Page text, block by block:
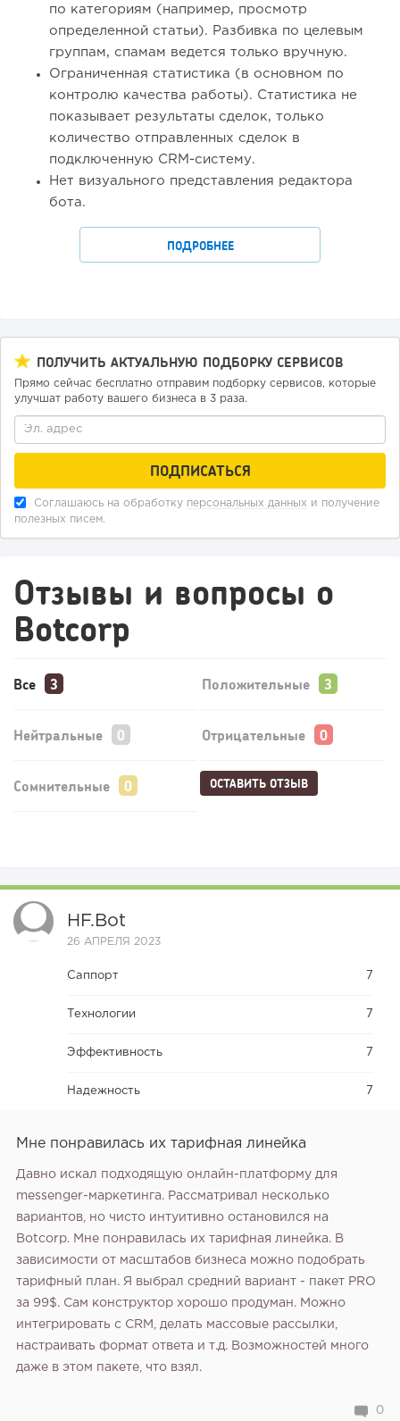
по категориям (например, просмотр
определенной статьи). Разбивка по целевым
группам, спамам ведется только вручную.
Ограниченная статистика (в основном по
контролю качества работы). Статистика не
показывает результаты сделок, только
количество отправленных сделок в
подключенную CRM-систему.
Нет визуального представления редактора
бота.
ПОДРОБНЕЕ
ПОЛУЧИТЬ АКТУАЛЬНУЮ ПОДБОРКУ СЕРВИСОВ
Прямо сейчас бесплатно отправим подборку сервисов, которые
улучшат работу вашего бизнеса в 3 раза.
Соглашаюсь на обработку персональных данных и получение
полезных писем.
Отзывы и вопросы о
Botcorp
Все Положительные
Нейтральные Отрицательные
Сомнительные ОСТАВИТЬ ОТЗЫВ
HF.bot
26 АПРЕЛЯ 2023
Саппорт 7
Технологии 7
Эффективность 7
Надежность 7
Мне понравилась их тарифная линейка
Давно искал подходящую онлайн-платформу для
messenger-маркетинга. Рассматривал несколько
вариантов, но чисто интуитивно остановился на
Botcorp. Мне понравилась их тарифная линейка. В
зависимости от масштабов бизнеса можно подобрать
тарифный план. Я выбрал средний вариант - пакет PRO
за 99$. Сам конструктор хорошо продуман. Можно
интегрировать с CRM, делать массовые рассылки,
настраивать формат ответа и т.д. Возможностей много
даже в этом пакете, что взял.
0